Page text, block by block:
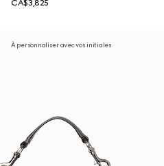
CA$3,825
À personnaliser avec vos initiales